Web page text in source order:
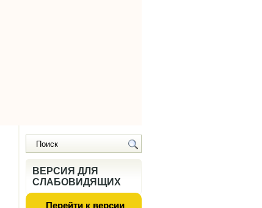
ВЕРСИЯ ДЛЯ
СЛАБОВИДЯЩИХ
Перейти к версии